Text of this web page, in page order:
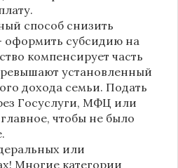
способ снизить
оформить субсидию на
компенсирует часть
установленный
дохода семьи. Подать
Госуслуги, МФЦ или
чтобы не было
или
Многие категории